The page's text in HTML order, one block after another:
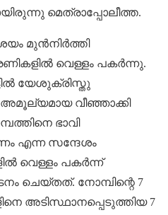
മെത്രാപ്പോലീത്ത.
മുൻനിർത്തി
വെള്ളം പകർന്നു.
യേശുക്രിസ്തു
വീഞ്ഞാക്കി
ഭാവി
എന്ന സന്ദേശം
വെള്ളം പകർന്ന്
ചെയ്തത്. നോമ്പിന്റെ 7
അടിസ്ഥാനപ്പെടുത്തിയ 7